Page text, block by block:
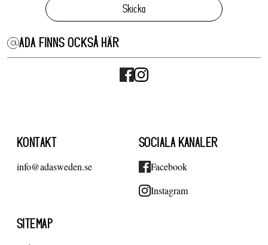
Skicka
ADA FINNS OCKSÅ HÄR
KONTAKT
info@adasweden.se
SOCIALA KANALER
Facebook
Instagram
SITEMAP